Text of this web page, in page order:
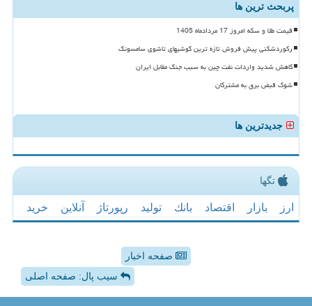
پربحث ترین ها
قیمت طلا و سکه امروز 17 مردادماه 1405
رکوردشکنی پیش فروش تازه ترین گوشیهای تاشوی سامسونگ
کاهش شدید واردات نفت چین به سبب جنگ مقابل ایران
شوک قبض برق به مشترکان
جدیدترین ها
تگها
ارز بازار اقتصاد بانك تولید رپورتاژ آنلاین خرید
صفحه اخبار
سیب پال: صفحه اصلی